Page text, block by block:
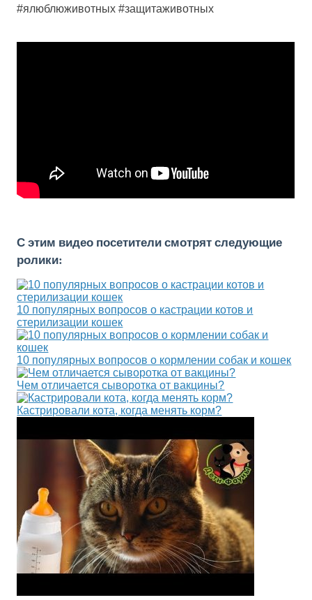
#ялюблюживотных #защитаживотных
С этим видео посетители смотрят следующие
ролики:
10 популярных вопросов о кастрации котов и
стерилизации кошек
10 популярных вопросов о кормлении собак и кошек
Чем отличается сыворотка от вакцины?
Кастрировали кота, когда менять корм?